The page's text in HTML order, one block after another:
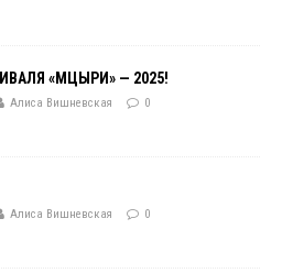
«МЦЫРИ» — 2025!
Алиса Вишневская 0
Алиса Вишневская 0